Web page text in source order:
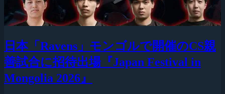
日本「Ravens」モンゴルで開催のCS親
善試合に招待出場『Japan Festival in
Mongolia 2026』